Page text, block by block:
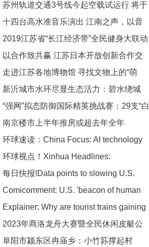
茶几
苏州轨道交通3号线今起空载试运行 将于
12月底试运营
十四台高水准音乐演出 江南之声，以音
乐节的名义致敬古典
2019江苏省“长江经济带”全民健身大联动
暨“舞动江苏”无锡赛区启动仪式举行
以合作致共赢 江苏日本开放创新合作交
流会在东京举行
走进江苏各地博物馆 寻找文物上的“萌
娃”们
新沂城市水环尽显生态活力：碧水绕城
绿荫满城
“强网”拟态防御国际精英挑战赛：29支“白
帽黑客”战队谁能突防？
南京楼市上半年推房或超去年全年
环球速读：China Focus: AI technology
invigorates China's digital development
环球视点！Xinhua Headlines:
Livestreaming connects China's
manufacturers with the world
每日快报!Data points to slowing U.S.
economy, possible recession
Comicomment: U.S. 'beacon of human
rights' fails migrant children|环球动态
Explainer: Why are tourist trains gaining
steam in China?-环球通讯
2023年商洛龙舟大赛暨全民休闲皮艇公
开赛将于6月3日开赛
阜阳市颍东区冉庙乡：小竹荪撑起村